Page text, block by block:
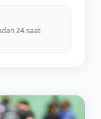
24 saat